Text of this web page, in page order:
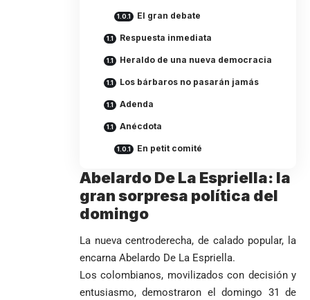
El gran debate
Respuesta inmediata
Heraldo de una nueva democracia
Los bárbaros no pasarán jamás
Adenda
Anécdota
En petit comité
Abelardo De La Espriella: la
gran sorpresa política del
domingo
La nueva centroderecha, de calado popular, la
encarna Abelardo De La Espriella.
Los colombianos, movilizados con decisión y
entusiasmo, demostraron el domingo 31 de